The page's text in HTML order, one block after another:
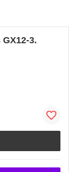
3.